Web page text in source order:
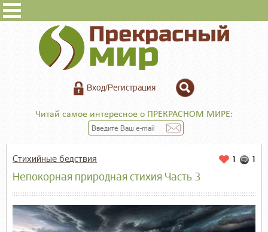
Вход/Регистрация
Читай самое интересное о ПРЕКРАСНОМ МИРЕ:
1
1
Стихийные бедствия
Непокорная природная стихия Часть 3